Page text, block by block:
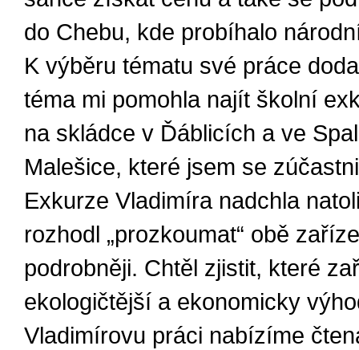
do Chebu, kde probíhalo
K výběru tématu své práce
téma mi pomohla najít školní
na skládce v Ďáblicích a ve
Malešice, které jsem se
Exkurze Vladimíra nadchla
rozhodl „prozkoumat“ obě
podrobněji. Chtěl zjistit, které
ekologičtější a ekonomicky
Vladimírovu práci nabízíme